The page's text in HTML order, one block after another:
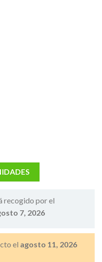
recogido por el
7, 2026
el agosto 11, 2026